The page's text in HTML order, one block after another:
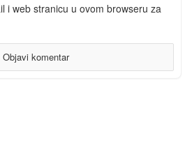
i web stranicu u ovom browseru za